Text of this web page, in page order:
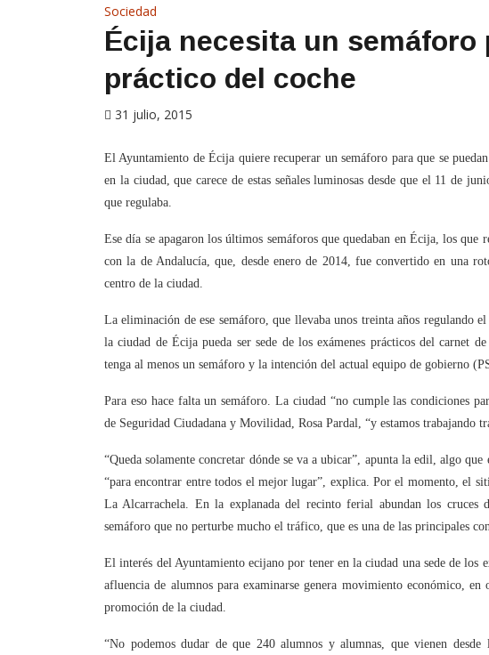
Sociedad
Écija necesita un semáforo
práctico del coche
31 julio, 2015
El Ayuntamiento de Écija quiere recuperar un semáforo para que se
en la ciudad, que carece de estas señales luminosas desde que el 11 de
que regulaba.
Ese día se apagaron los últimos semáforos que quedaban en Écija, los
con la de Andalucía, que, desde enero de 2014, fue convertido en una
centro de la ciudad.
La eliminación de ese semáforo, que llevaba unos treinta años regulando
la ciudad de Écija pueda ser sede de los exámenes prácticos del carnet
tenga al menos un semáforo y la intención del actual equipo de gobierno
Para eso hace falta un semáforo. La ciudad “no cumple las condiciones
de Seguridad Ciudadana y Movilidad, Rosa Pardal, “y estamos trabajando
“Queda solamente concretar dónde se va a ubicar”, apunta la edil, algo
“para encontrar entre todos el mejor lugar”, explica. Por el momento, el
La Alcarrachela. En la explanada del recinto ferial abundan los cruces
semáforo que no perturbe mucho el tráfico, que es una de las principales
El interés del Ayuntamiento ecijano por tener en la ciudad una sede de los
afluencia de alumnos para examinarse genera movimiento económico,
promoción de la ciudad.
“No podemos dudar de que 240 alumnos y alumnas, que vienen